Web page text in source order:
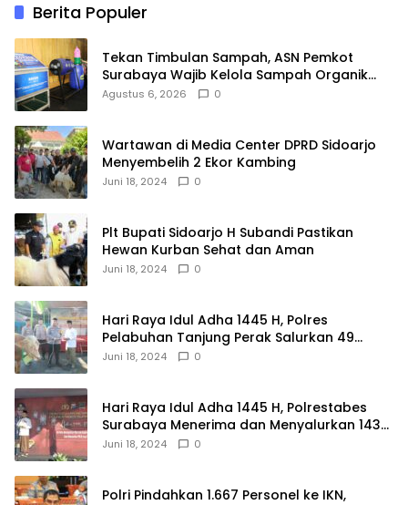
Berita Populer
Tekan Timbulan Sampah, ASN Pemkot
Surabaya Wajib Kelola Sampah Organik
dari Rumah
Agustus 6, 2026 0
Wartawan di Media Center DPRD Sidoarjo
Menyembelih 2 Ekor Kambing
Juni 18, 2024 0
Plt Bupati Sidoarjo H Subandi Pastikan
Hewan Kurban Sehat dan Aman
Juni 18, 2024 0
Hari Raya Idul Adha 1445 H, Polres
Pelabuhan Tanjung Perak Salurkan 49
Hewan Korban.
Juni 18, 2024 0
Hari Raya Idul Adha 1445 H, Polrestabes
Surabaya Menerima dan Menyalurkan 143
Hewan Kurban
Juni 18, 2024 0
Polri Pindahkan 1.667 Personel ke IKN,